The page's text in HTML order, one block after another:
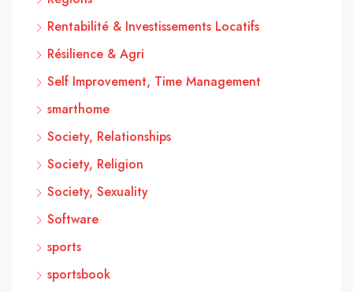
Rentabilité & Investissements Locatifs
Résilience & Agri
Self Improvement, Time Management
smarthome
Society, Relationships
Society, Religion
Society, Sexuality
Software
sports
sportsbook